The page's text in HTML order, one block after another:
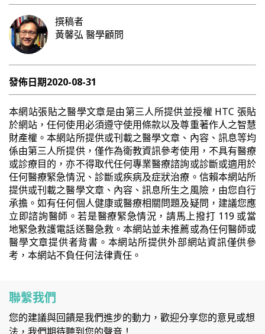
撰稿者
黃馨弘 醫學顧問
發佈日期2020-08-31
本網站張貼之醫學文章是由第三人所提供並授權 HTC 張貼
於網站，任何使用必須遵守使用條款以及尊重著作人之智慧
財產權。本網站所提供或刊載之醫學文章、內容、訊息等均
係由第三人所提供，僅作為衛教資訊參考使用，不具有醫療
或診療目的，亦不得取代任何專業醫療諮詢或診斷或適用於
任何醫療緊急情況、診斷或疾病及症狀治療。信賴本網站所
提供或刊載之醫學文章、內容、訊息所生之風險，由您自行
承擔。如有任何個人健康或醫療相關問題及疑問，建議您應
立即諮詢醫師。若是醫療緊急情況，請馬上撥打 119 或當
地緊急救護電話送醫急救。本網站並未推薦或為任何醫師或
醫學文章提供者背書。本網站所提供外部網站資訊僅供參
考，本網站不負任何法律責任。
聯繫我們
您的建議與回饋是我們進步的動力，歡迎分享您的意見或想